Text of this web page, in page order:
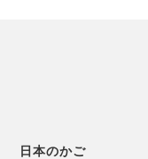
日本のかご